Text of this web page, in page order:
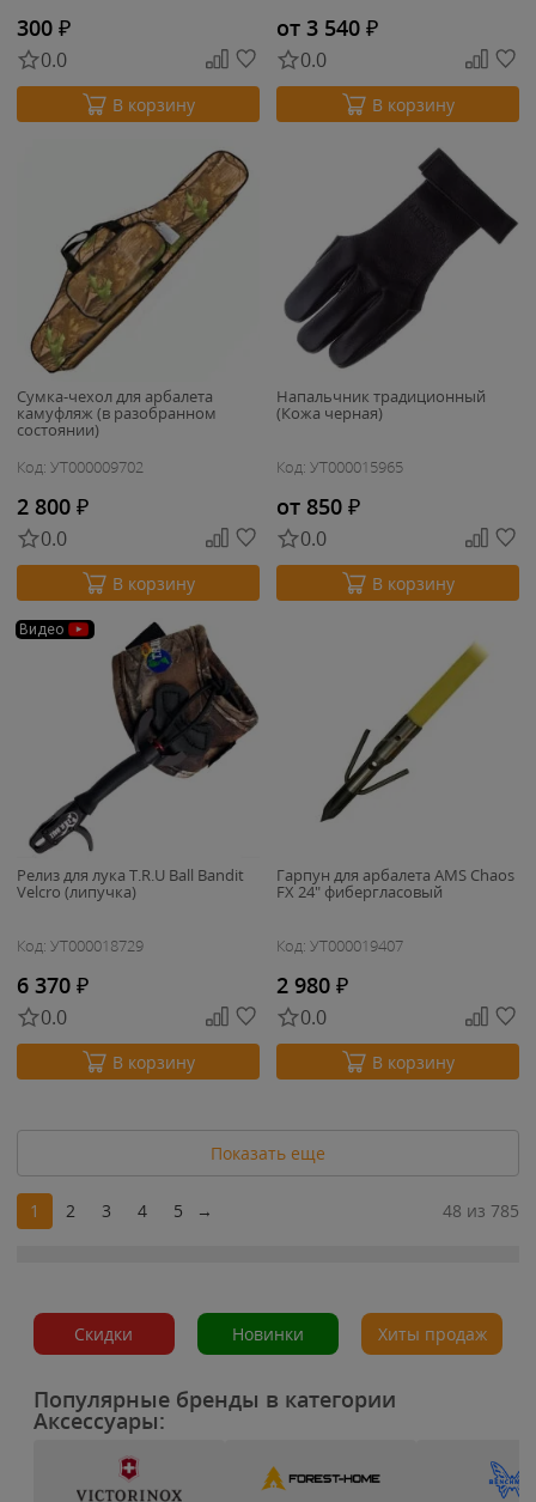
300 ₽
0.0
В корзину
от 3 540 ₽
0.0
В корзину
Сумка-чехол для арбалета
камуфляж (в разобранном
состоянии)
Код: УТ000009702
2 800 ₽
0.0
В корзину
Напальчник традиционный
(Кожа черная)
Код: УТ000015965
от 850 ₽
0.0
В корзину
Видео
Релиз для лука T.R.U Ball Bandit
Velcro (липучка)
Код: УТ000018729
6 370 ₽
0.0
В корзину
Гарпун для арбалета AMS Chaos
FX 24" фибергласовый
Код: УТ000019407
2 980 ₽
0.0
В корзину
Показать еще
1 2 3 4 5 → 48 из 785
Скидки Новинки Хиты продаж
Популярные бренды в категории
Аксессуары: